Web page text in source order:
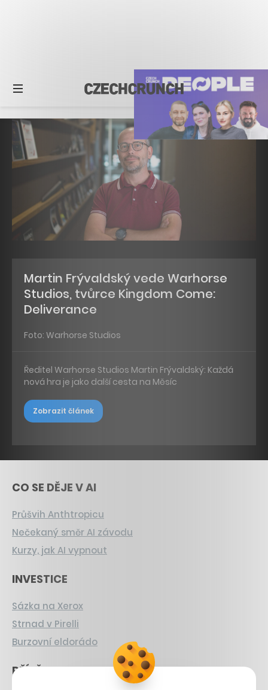
Martin Frývaldský vede Warhorse
Studios, tvůrce Kingdom Come:
Deliverance
Foto: Warhorse Studios
Ředitel Warhorse Studios Martin Frývaldský: Každá
nová hra je jako další cesta na Měsíc
Zobrazit článek
CO SE DĚJE V AI
Průšvih Anthtropicu
Nečekaný směr AI závodu
Kurzy, jak AI vypnout
INVESTICE
Sázka na Xerox
Strnad v Pirelli
Burzovní eldorádo
PŘÍBĚHY Z GASTRA